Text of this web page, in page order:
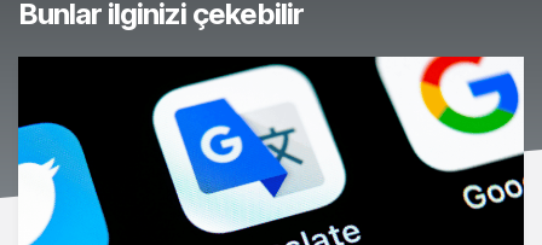
Bunlar ilginizi çekebilir